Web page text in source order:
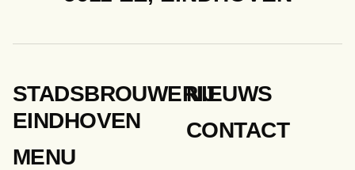
STADSBROUWERIJ
EINDHOVEN
MENU
NIEUWS
CONTACT